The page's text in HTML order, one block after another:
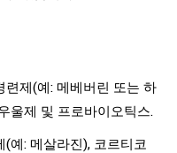
제(예: 메베버린 또는 하
울제 및 프로바이오틱스.
예: 메살라진), 코르티코